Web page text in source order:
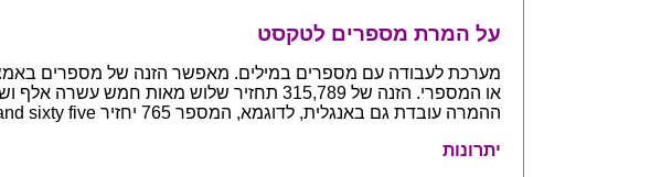
על המרת מספרים לטקסט
ההמרה עובדת גם באנגלית, לדוגמא, המספר 765 יחזיר seven hundreds and sixty five
יתרונות